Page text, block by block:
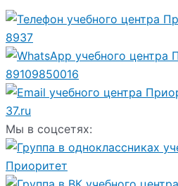
8937
89109850016
37.ru
Мы в соцсетях: